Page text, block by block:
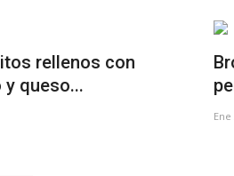
rellenos con
queso...
Ene